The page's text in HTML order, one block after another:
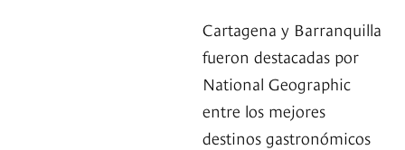
Cartagena y Barranquilla
fueron destacadas por
National Geographic
entre los mejores
destinos gastronómicos